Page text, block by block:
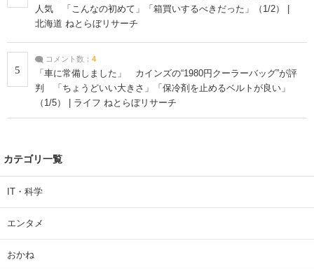
人気 「こんなの初めて」「箱買いするべきだった」（1/2） |
北海道 ねとらぼリサーチ
5
コメント数： 4
「車に常備しました」 カインズの“1980円クーラーバッグ”が評
判 「ちょうどいい大きさ」「保冷剤を止めるベルトが良い」
（1/5） | ライフ ねとらぼリサーチ
カテゴリ一覧
IT・科学
エンタメ
おかね